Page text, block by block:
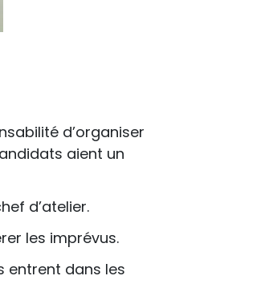
d’organiser
aient un
d’atelier.
les imprévus.
entrent dans les